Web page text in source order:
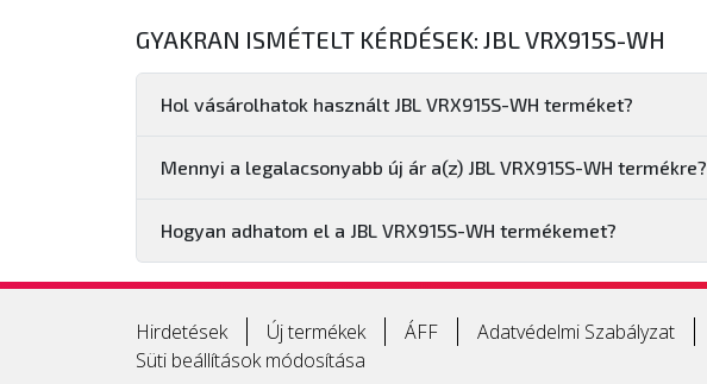
GYAKRAN ISMÉTELT KÉRDÉSEK: JBL VRX915S-WH
Hol vásárolhatok használt JBL VRX915S-WH terméket?
Mennyi a legalacsonyabb új ár a(z) JBL VRX915S-WH termékre?
Hogyan adhatom el a JBL VRX915S-WH termékemet?
Hirdetések Új termékek ÁFF Adatvédelmi Szabályzat
Süti beállítások módosítása